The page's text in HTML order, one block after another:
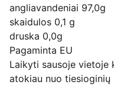
angliavandeniai 97,0g
skaidulos 0,1 g
druska 0,0g
Pagaminta EU
Laikyti sausoje vietoje
atokiau nuo tiesioginių